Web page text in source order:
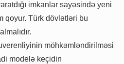
imkanlar sayəsində yeni
qoyur. Türk dövlətləri bu
möhkəmləndirilməsi
modelə keçidin